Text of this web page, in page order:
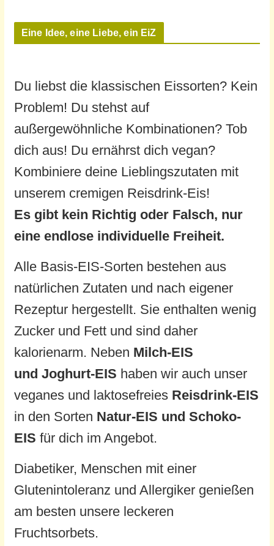
Eine Idee, eine Liebe, ein EiZ
Du liebst die klassischen Eissorten? Kein
Problem! Du stehst auf
außergewöhnliche Kombinationen? Tob
dich aus! Du ernährst dich vegan?
Kombiniere deine Lieblingszutaten mit
unserem cremigen Reisdrink-Eis!
Es gibt kein Richtig oder Falsch, nur
eine endlose individuelle Freiheit.
Alle Basis-EIS-Sorten bestehen aus
natürlichen Zutaten und nach eigener
Rezeptur hergestellt. Sie enthalten wenig
Zucker und Fett und sind daher
kalorienarm. Neben Milch-EIS
und Joghurt-EIS haben wir auch unser
veganes und laktosefreies Reisdrink-EIS
in den Sorten Natur-EIS und Schoko-
EIS für dich im Angebot.
Diabetiker, Menschen mit einer
Glutenintoleranz und Allergiker genießen
am besten unsere leckeren
Fruchtsorbets.